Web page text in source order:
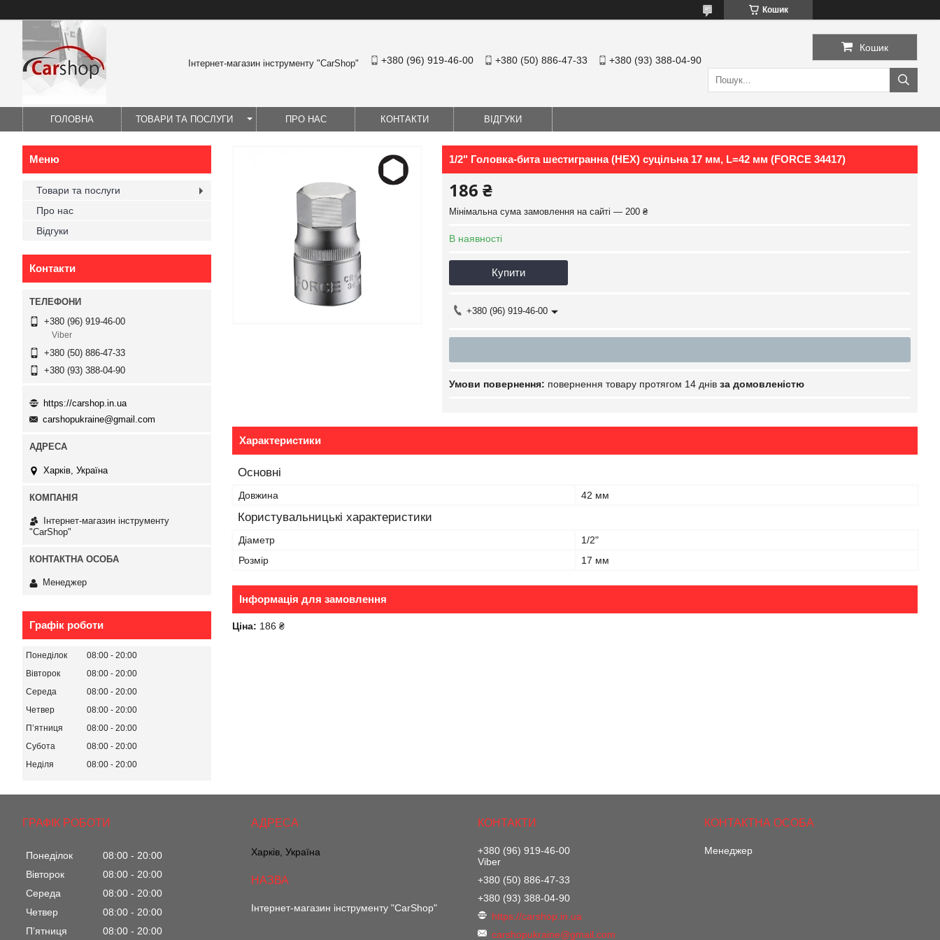
Кошик
Інтернет-магазин інструменту "CarShop" +380 (96) 919-46-00 +380 (50) 886-47-33 +380 (93) 388-04-90
Кошик
ГОЛОВНА ТОВАРИ ТА ПОСЛУГИ ПРО НАС КОНТАКТИ ВІДГУКИ
1/2" Головка-бита шестигранна (HEX) суцільна 17 мм, L=42 мм (FORCE 34417)
186 ₴
Мінімальна сума замовлення на сайті — 200 ₴
В наявності
Купити
+380 (96) 919-46-00
повернення товару протягом 14 днів за домовленістю
Характеристики
Основні
Довжина 42 мм
Користувальницькі характеристики
Діаметр
1/2"
Розмір
17 мм
Інформація для замовлення
Ціна: 186 ₴
Товари та послуги
Про нас
Відгуки
Контакти
+380 (96) 919-46-00
Viber
+380 (50) 886-47-33
+380 (93) 388-04-90
https://carshop.in.ua
carshopukraine@gmail.com
Харків, Україна
Інтернет-магазин інструменту
"CarShop"
Менеджер
Графік роботи
Понеділок 08:00
20:00
Вівторок
08:00
20:00
Середа
08:00
20:00
Четвер
08:00
20:00
Пʼятниця
08:00
20:00
Субота
08:00
20:00
Неділя
08:00 20:00
ГРАФІК РОБОТИ
Понеділок 08:00
20:00
Вівторок
08:00
20:00
Середа
08:00
20:00
Четвер
08:00
20:00
Пʼятниця
08:00 20:00
Харків, Україна
Інтернет-магазин інструменту "CarShop"
+380 (96) 919-46-00
Viber
+380 (50) 886-47-33
+380 (93) 388-04-90
https://carshop.in.ua
carshopukraine@gmail.com
Менеджер